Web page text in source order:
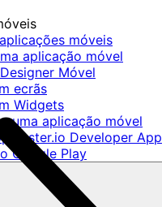
móveis
aplicação móvel
Móvel
ecrãs
Widgets
uma aplicação móvel
Developer App
Google Play